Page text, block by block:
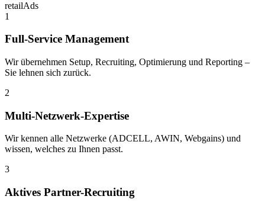
retailAds
1
Full-Service Management
Wir übernehmen Setup, Recruiting, Optimierung und Reporting –
Sie lehnen sich zurück.
2
Multi-Netzwerk-Expertise
Wir kennen alle Netzwerke (ADCELL, AWIN, Webgains) und
wissen, welches zu Ihnen passt.
3
Aktives Partner-Recruiting